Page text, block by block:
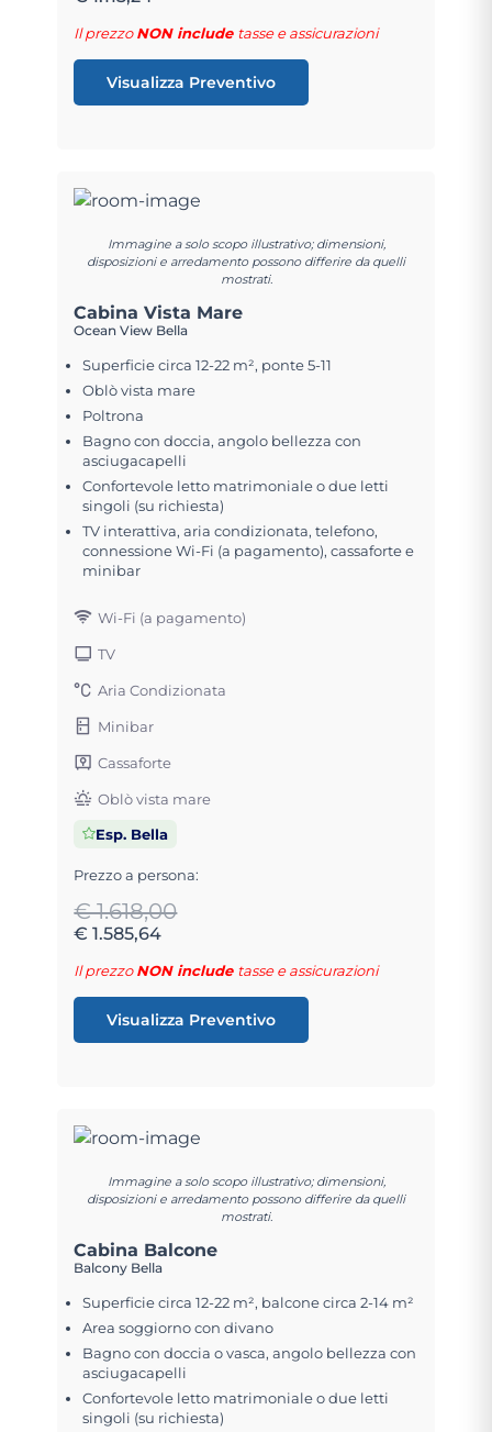
Il prezzoNON include tasse e assicurazioni
Visualizza Preventivo
Immagine a solo scopo illustrativo; dimensioni,
disposizioni e arredamento possono differire da quelli
mostrati.
Cabina Vista Mare
Ocean View Bella
Superficie circa 12-22 m², ponte 5-11
Oblò vista mare
Poltrona
Bagno con doccia, angolo bellezza con
asciugacapelli
Confortevole letto matrimoniale o due letti
singoli (su richiesta)
TV interattiva, aria condizionata, telefono,
connessione Wi-Fi (a pagamento), cassaforte e
minibar
Wi-Fi (a pagamento)
TV
Aria Condizionata
Minibar
Cassaforte
Oblò vista mare
Esp. Bella
Prezzo a persona:
€ 1.618,00
€ 1.585,64
Il prezzoNON include tasse e assicurazioni
Visualizza Preventivo
Immagine a solo scopo illustrativo; dimensioni,
disposizioni e arredamento possono differire da quelli
mostrati.
Cabina Balcone
Balcony Bella
Superficie circa 12-22 m², balcone circa 2-14 m²
Area soggiorno con divano
Bagno con doccia o vasca, angolo bellezza con
asciugacapelli
Confortevole letto matrimoniale o due letti
singoli (su richiesta)